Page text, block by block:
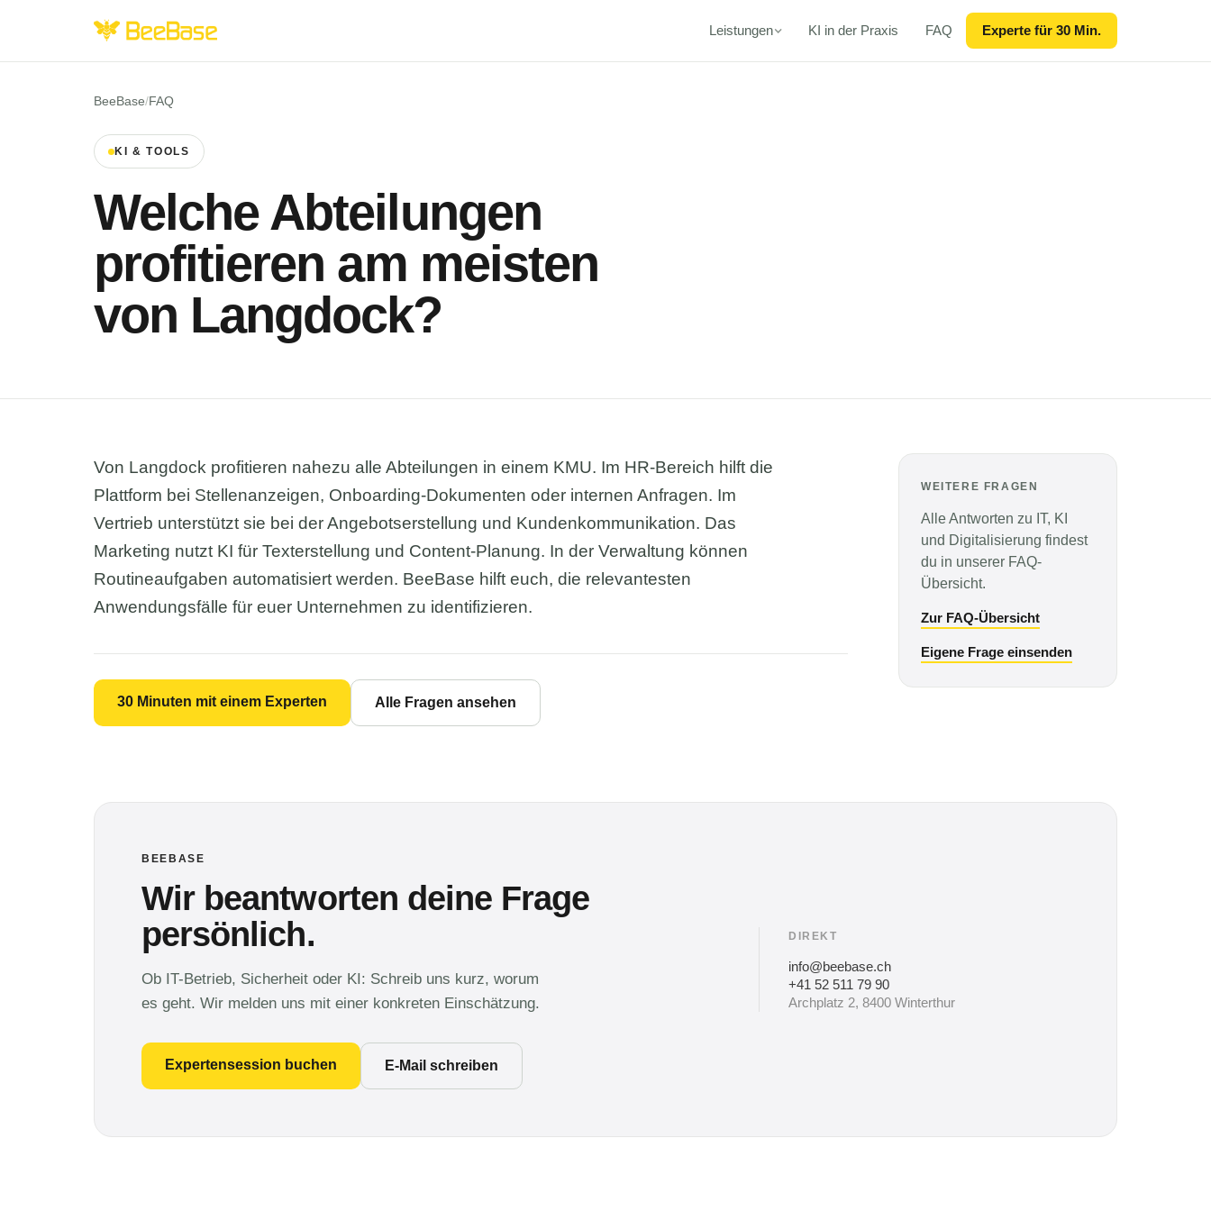
Leistungen KI in der Praxis FAQ Experte für 30 Min.
BeeBase/FAQ
KI & TOOLS
Welche Abteilungen
profitieren am meisten
von Langdock?
Von Langdock profitieren nahezu alle Abteilungen in einem KMU. Im HR-Bereich hilft die
Plattform bei Stellenanzeigen, Onboarding-Dokumenten oder internen Anfragen. Im
Vertrieb unterstützt sie bei der Angebotserstellung und Kundenkommunikation. Das
Marketing nutzt KI für Texterstellung und Content-Planung. In der Verwaltung können
Routineaufgaben automatisiert werden. BeeBase hilft euch, die relevantesten
Anwendungsfälle für euer Unternehmen zu identifizieren.
30 Minuten mit einem Experten Alle Fragen ansehen
WEITERE FRAGEN
Alle Antworten zu IT, KI
und Digitalisierung findest
du in unserer FAQ-
Übersicht.
Zur FAQ-Übersicht
Eigene Frage einsenden
BEEBASE
Wir beantworten deine Frage
persönlich.
Ob IT-Betrieb, Sicherheit oder KI: Schreib uns kurz, worum
es geht. Wir melden uns mit einer konkreten Einschätzung.
Expertensession buchen E-Mail schreiben
DIREKT
info@beebase.ch
+41 52 511 79 90
Archplatz 2, 8400 Winterthur